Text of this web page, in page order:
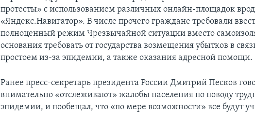
протесты» с использованием различных онлайн-площадок
«Яндекс.Навигатор». В числе прочего граждане требовали
полноценный режим Чрезвычайной ситуации вместо
основания требовать от государства возмещения убытков в
простоем из-за эпидемии, а также оказания адресной помощи.
Ранее пресс-секретарь президента России Дмитрий Песков
внимательно «отслеживают» жалобы населения по поводу
эпидемии, и пообещал, что «по мере возможности» все будут